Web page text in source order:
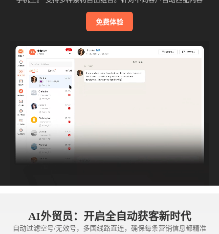
免费体验
AI外贸员：开启全自动获客新时代
自动过滤空号/无效号，多国线路直连，确保每条营销信息都精准